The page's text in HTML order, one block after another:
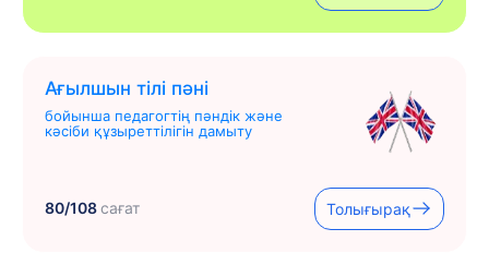
Ағылшын тілі пәні
бойынша педагогтің пәндік және
кәсіби құзыреттілігін дамыту
80/108сағат Толығырақ